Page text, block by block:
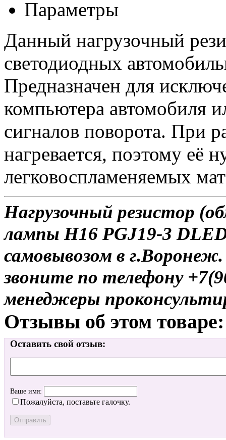
Параметры
Данный нагрузочный
светодиодных
Предназначен для
компьютера автомобиля
сигналов поворота. При
нагревается, поэтому её
легковоспламеняемых
Нагрузочный резистор
лампы H16 PGJ19-3
самовывозом в
звоните по телефону
менеджеры
Отзывы об этом товаре:
Оставить свой отзыв:
Ваше имя:
Пожалуйста, поставьте галочку.